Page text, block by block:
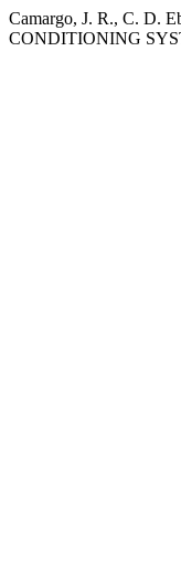
Camargo, J. R., C. D.
CONDITIONING